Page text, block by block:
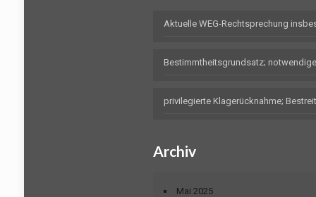
Aktuelle WEG-Rechtsprechung
Bestimmtheitsgrundsatz;
privilegierte Klagerücknahme;
Archiv
Mai 2025